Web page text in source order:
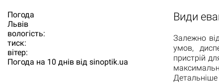
Погода
Львiв
вологість:
тиск:
вітер:
Погода на 10 днів від sinoptik.ua
Види
Залежно
умов,
пристрій
Детальніше